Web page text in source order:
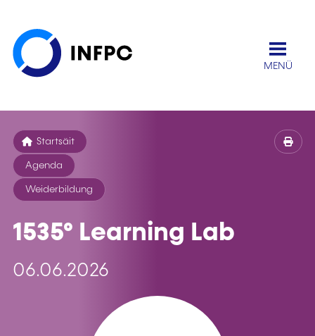
MENÜ
Startsäit
Agenda
Weiderbildung
1535° Learning Lab
06.06.2026